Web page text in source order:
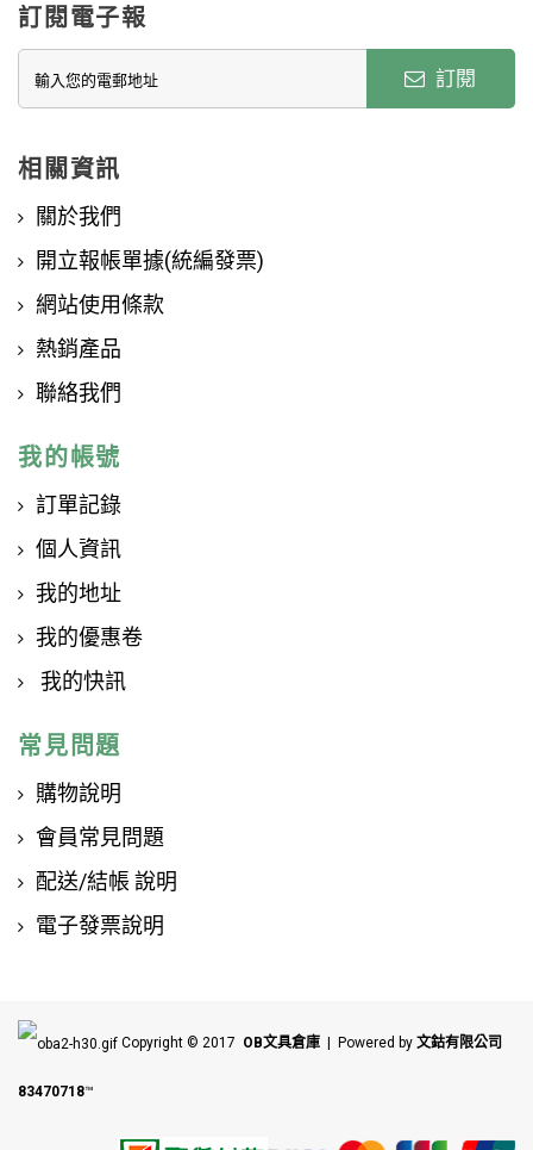
訂閱電子報
訂閱
相關資訊
關於我們
開立報帳單據(統編發票)
網站使用條款
熱銷產品
聯絡我們
我的帳號
訂單記錄
個人資訊
我的地址
我的優惠卷
我的快訊
常見問題
購物說明
會員常見問題
配送/結帳 說明
電子發票說明
Copyright © 2017 OB文具倉庫 | Powered by 文鈷有限公司
83470718™